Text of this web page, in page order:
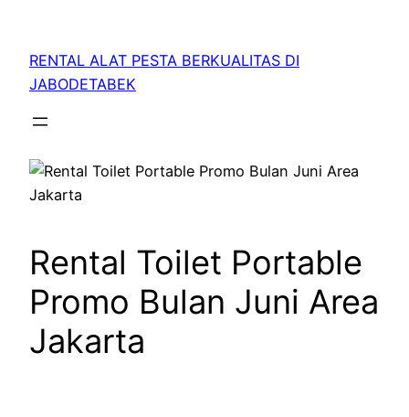
RENTAL ALAT PESTA BERKUALITAS DI
JABODETABEK
Rental Toilet Portable
Promo Bulan Juni Area
Jakarta